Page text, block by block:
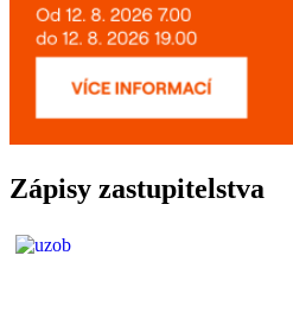
Zápisy zastupitelstva